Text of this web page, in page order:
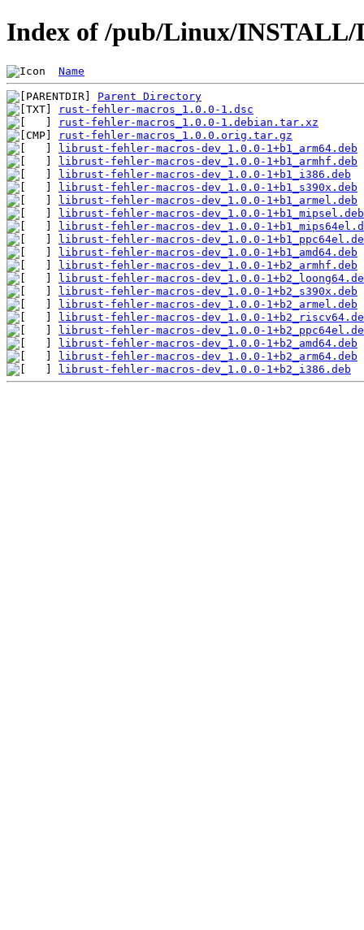
Index of /pub/Linux/INSTALL/
Name
Parent Directory
rust-fehler-macros_1.0.0-1.dsc
rust-fehler-macros_1.0.0-1.debian.tar.xz
rust-fehler-macros_1.0.0.orig.tar.gz
librust-fehler-macros-dev_1.0.0-1+b1_arm64.deb
librust-fehler-macros-dev_1.0.0-1+b1_armhf.deb
librust-fehler-macros-dev_1.0.0-1+b1_i386.deb
librust-fehler-macros-dev_1.0.0-1+b1_s390x.deb
librust-fehler-macros-dev_1.0.0-1+b1_armel.deb
librust-fehler-macros-dev_1.0.0-1+b1_mipsel.deb
librust-fehler-macros-dev_1.0.0-
librust-fehler-macros-dev_1.0.0-
librust-fehler-macros-dev_1.0.0-1+b1_amd64.deb
librust-fehler-macros-dev_1.0.0-1+b2_armhf.deb
librust-fehler-macros-dev_1.0.0-
librust-fehler-macros-dev_1.0.0-1+b2_s390x.deb
librust-fehler-macros-dev_1.0.0-1+b2_armel.deb
librust-fehler-macros-dev_1.0.0-
librust-fehler-macros-dev_1.0.0-
librust-fehler-macros-dev_1.0.0-1+b2_amd64.deb
librust-fehler-macros-dev_1.0.0-1+b2_arm64.deb
librust-fehler-macros-dev_1.0.0-1+b2_i386.deb